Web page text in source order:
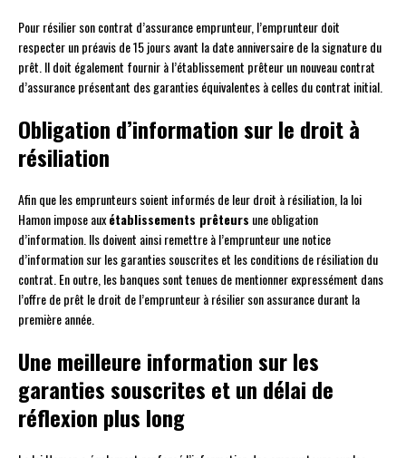
Pour résilier son contrat d’assurance emprunteur, l’emprunteur doit
respecter un préavis de 15 jours avant la date anniversaire de la signature du
prêt. Il doit également fournir à l’établissement prêteur un nouveau contrat
d’assurance présentant des garanties équivalentes à celles du contrat initial.
Obligation d’information sur le droit à
résiliation
Afin que les emprunteurs soient informés de leur droit à résiliation, la loi
Hamon impose auxétablissements prêteurs une obligation
d’information. Ils doivent ainsi remettre à l’emprunteur une notice
d’information sur les garanties souscrites et les conditions de résiliation du
contrat. En outre, les banques sont tenues de mentionner expressément dans
l’offre de prêt le droit de l’emprunteur à résilier son assurance durant la
première année.
Une meilleure information sur les
garanties souscrites et un délai de
réflexion plus long